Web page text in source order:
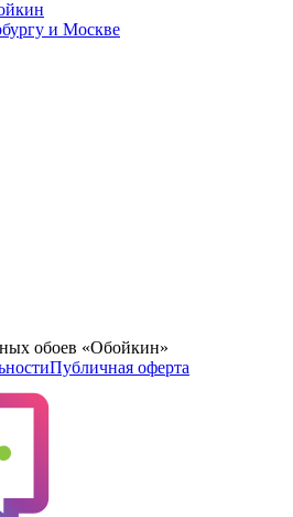
и Москве
обоев «Обойкин»
Публичная оферта